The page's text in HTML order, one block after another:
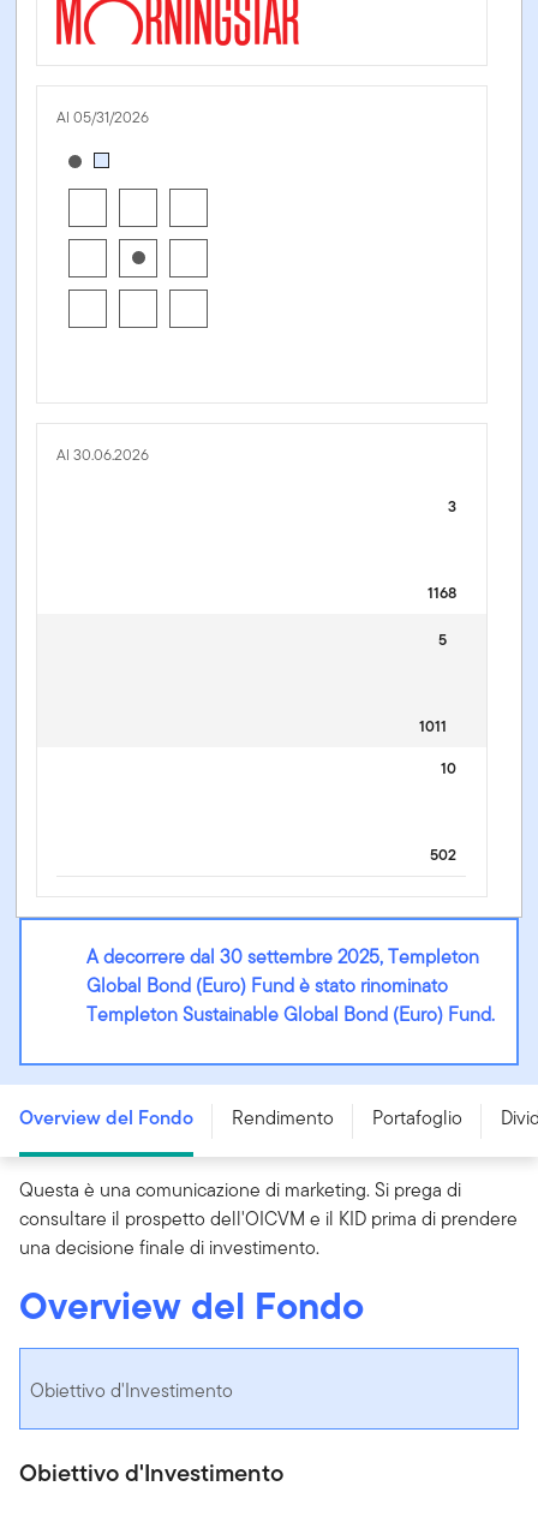
Al 05/31/2026
[products.morningstar-stylebox-title-sr-fixed]
Al 30.06.2026
3
1168
5
1011
10
502
A decorrere dal 30 settembre 2025, Templeton
Global Bond (Euro) Fund è stato rinominato
Templeton Sustainable Global Bond (Euro) Fund.
(Ydis) EUR - LU0170474935
Overview del Fondo Rendimento Portafoglio
Questa è una comunicazione di marketing. Si prega di
consultare il prospetto dell'OICVM e il KID prima di prendere
una decisione finale di investimento.
Overview del Fondo
Obiettivo d'Investimento
Obiettivo d'Investimento